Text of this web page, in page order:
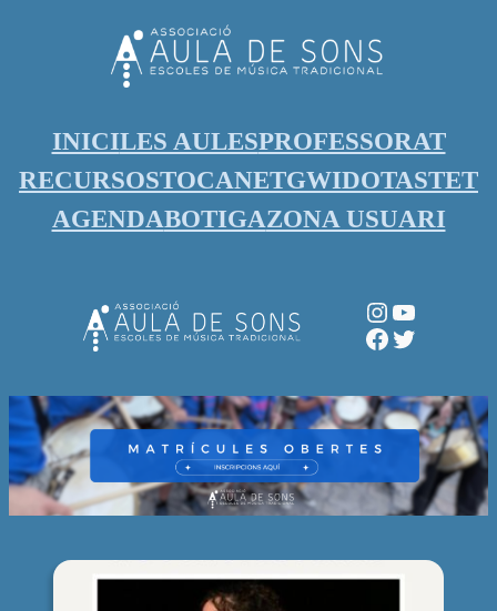
INICILES AULESPROFESSORAT
RECURSOSTOCANETGWIDOTASTET
AGENDABOTIGAZONA USUARI
Instagram
YouTube
Facebook
Twitter